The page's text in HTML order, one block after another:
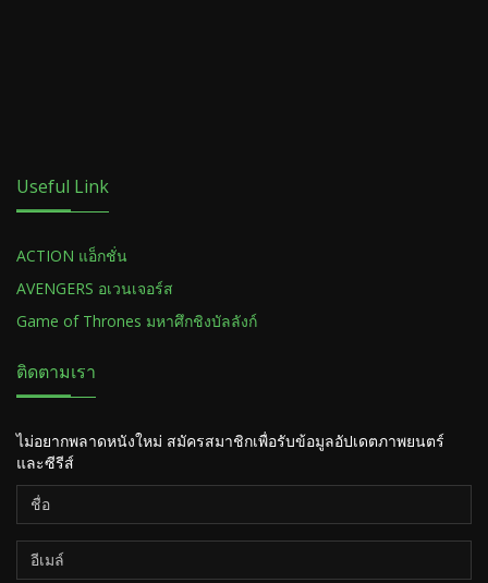
Useful Link
ACTION แอ็กชั่น
AVENGERS อเวนเจอร์ส
Game of Thrones มหาศึกชิงบัลลังก์
ติดตามเรา
ไม่อยากพลาดหนังใหม่ สมัครสมาชิกเพื่อรับข้อมูลอัปเดตภาพยนตร์
และซีรีส์